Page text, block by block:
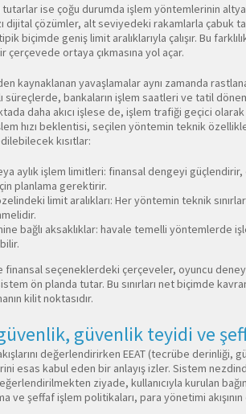
ise çoğu durumda işlem yöntemlerinin
dijital çözümler, alt seviyedeki rakamlarla çabuk
biçimde geniş limit aralıklarıyla çalışır. Bu
çerçevede ortaya çıkmasına yol açar.
kaynaklanan yavaşlamalar aynı zamanda
süreçlerde, bankaların işlem saatleri ve tatil
daha akıcı işlese de, işlem trafiği geçici
hızı beklentisi, seçilen yöntemin teknik
kısıtlar:
aylık işlem limitleri: finansal dengeyi
planlama gerektirir.
limit aralıkları: Her yöntemin teknik
bağlı aksaklıklar: havale temelli yöntemlerde
seçeneklerdeki çerçeveler, oyuncu
ön planda tutar. Bu sınırları net biçimde
kilit noktasıdır.
güvenlik teyidi ve
değerlendirirken EEAT (tecrübe derinliği,
esas kabul eden bir anlayış izler. Sistem
ziyade, kullanıcıyla kurulan
ve şeffaf işlem politikaları, para yönetimi